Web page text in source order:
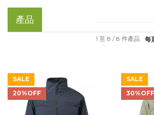
產品
每
1 至 8 / 8 件產品
SALE
20%OFF
SALE
30%OFF